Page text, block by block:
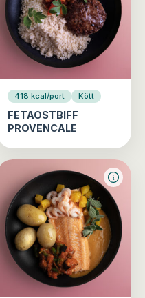
418 kcal/port Kött
FETAOSTBIFF
PROVENCALE